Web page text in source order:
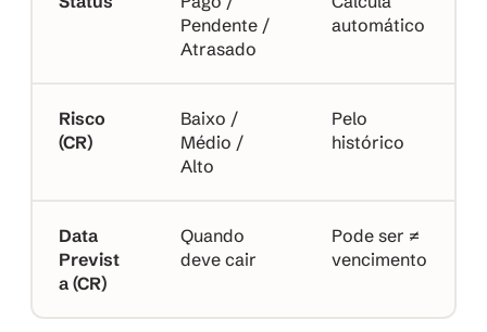
Pendente /
Atrasado
automático
Risco
(CR)
Baixo /
Médio /
Alto
Pelo
histórico
Data
Previst
a (CR)
Quando
deve cair
Pode ser ≠
vencimento